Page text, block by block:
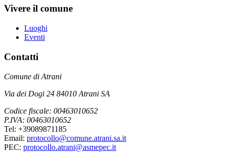
Vivere il comune
Luoghi
Eventi
Contatti
Comune di Atrani
Via dei Dogi 24 84010 Atrani SA
Codice fiscale: 00463010652
P.IVA: 00463010652
Tel: +39089871185
Email: protocollo@comune.atrani.sa.it
PEC: protocollo.atrani@asmepec.it